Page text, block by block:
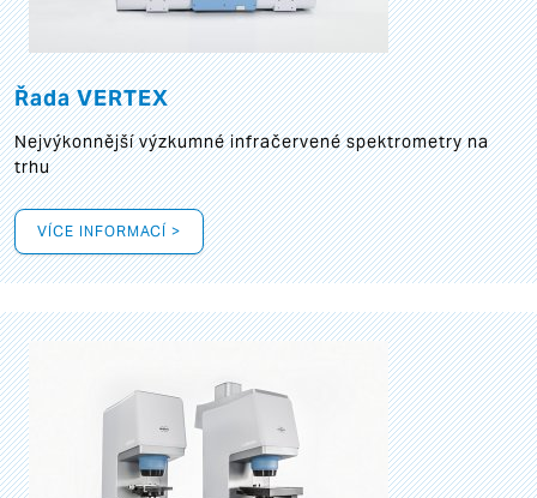
Řada VERTEX
Nejvýkonnější výzkumné infračervené spektrometry na
trhu
VÍCE INFORMACÍ >